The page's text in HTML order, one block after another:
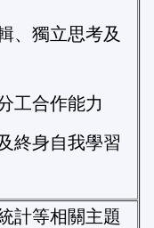
、獨立思考及
工合作能力
終身自我學習
計等相關主題